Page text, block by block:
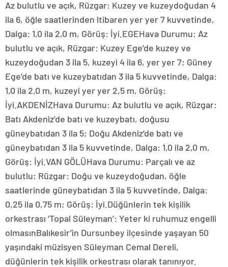
Az bulutlu ve açık, Rüzgar: Kuzey ve kuzeydoğudan 4
ila 6, öğle saatlerinden itibaren yer yer 7 kuvvetinde,
Dalga: 1,0 ila 2,0 m, Görüş: İyi.EGEHava Durumu: Az
bulutlu ve açık, Rüzgar: Kuzey Ege’de kuzey ve
kuzeydoğudan 3 ila 5, kuzeyi 4 ila 6, yer yer 7; Güney
Ege’de batı ve kuzeybatıdan 3 ila 5 kuvvetinde, Dalga:
1,0 ila 2,0 m, kuzeyi yer yer 2,5 m, Görüş:
İyi.AKDENİZHava Durumu: Az bulutlu ve açık, Rüzgar:
Batı Akdeniz’de batı ve kuzeybatı, doğusu
güneybatıdan 3 ila 5; Doğu Akdeniz’de batı ve
güneybatıdan 3 ila 5 kuvvetinde, Dalga: 1,0 ila 2,0 m,
Görüş: İyi.VAN GÖLÜHava Durumu: Parçalı ve az
bulutlu; Rüzgar: Doğu ve kuzeydoğudan, öğle
saatlerinde güneybatıdan 3 ila 5 kuvvetinde, Dalga:
0,25 ila 0,75 m; Görüş: İyi.Düğünlerin tek kişilik
orkestrası ‘Topal Süleyman’: Yeter ki ruhumuz engelli
olmasınBalıkesir’in Dursunbey ilçesinde yaşayan 50
yaşındaki müzisyen Süleyman Cemal Dereli,
düğünlerin tek kişilik orkestrası olarak tanınıyor.